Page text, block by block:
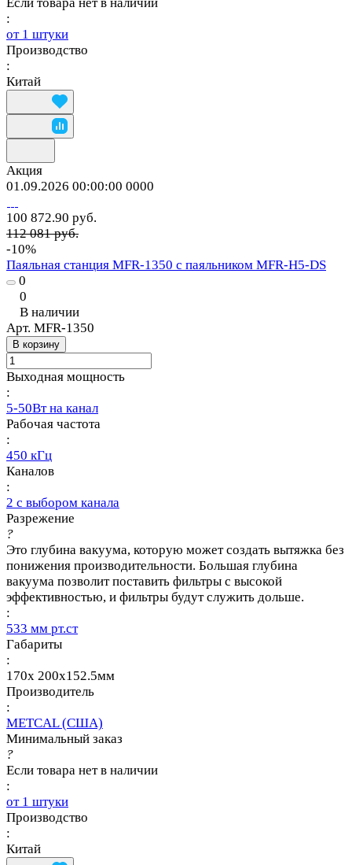
:
от 1 штуки
Производство
:
Китай
Акция
01.09.2026 00:00:00 0000
100 872.90 руб.
112 081 руб.
-10%
Паяльная станция MFR-1350 с паяльником MFR-H5-DS
0
0
В наличии
Арт. MFR-1350
В корзину
Выходная мощность
:
5-50Вт на канал
Рабочая частота
:
450 кГц
Каналов
:
2 с выбором канала
Разрежение
?
Это глубина вакуума, которую может создать вытяжка без
понижения производительности. Большая глубина
вакуума позволит поставить фильтры с высокой
эффективностью, и фильтры будут служить дольше.
:
533 мм рт.ст
Габариты
:
170x 200x152.5мм
Производитель
:
METCAL (США)
Минимальный заказ
?
Если товара нет в наличии
:
от 1 штуки
Производство
:
Китай